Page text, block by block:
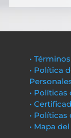
•
• Política
•
•
•
• Mapa